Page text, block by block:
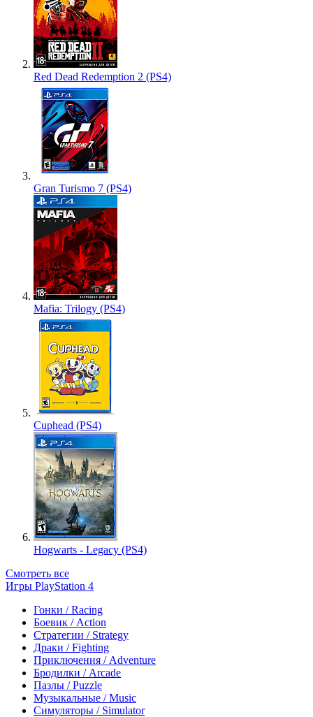
Red Dead Redemption 2 (PS4)
Gran Turismo 7 (PS4)
Mafia: Trilogy (PS4)
Cuphead (PS4)
Hogwarts - Legacy (PS4)
Смотреть все
Игры PlayStation 4
Гонки / Racing
Боевик / Action
Стратегии / Strategy
Драки / Fighting
Приключения / Adventure
Бродилки / Arcade
Пазлы / Puzzle
Музыкальные / Music
Симуляторы / Simulator